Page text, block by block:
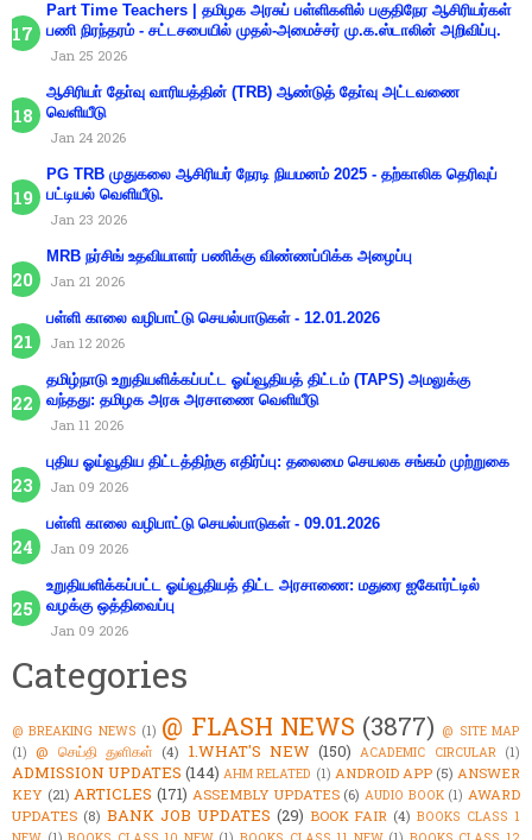
Part Time Teachers | தமிழக அரசுப் பள்ளிகளில் பகுதிநேர ஆசிரியர்கள்
பணி நிரந்தரம் - சட்டசபையில் முதல்-அமைச்சர் மு.க.ஸ்டாலின் அறிவிப்பு.
Jan 25 2026
ஆசிரியா் தோ்வு வாரியத்தின் (TRB) ஆண்டுத் தோ்வு அட்டவணை
வெளியீடு
Jan 24 2026
PG TRB முதுகலை ஆசிரியர் நேரடி நியமனம் 2025 - தற்காலிக தெரிவுப்
பட்டியல் வெளியீடு.
Jan 23 2026
MRB நர்சிங் உதவியாளர் பணிக்கு விண்ணப்பிக்க அழைப்பு
Jan 21 2026
பள்ளி காலை வழிபாட்டு செயல்பாடுகள் - 12.01.2026
Jan 12 2026
தமிழ்நாடு உறுதியளிக்கப்பட்ட ஓய்வூதியத் திட்டம் (TAPS) அமலுக்கு
வந்தது: தமிழக அரசு அரசாணை வெளியீடு
Jan 11 2026
புதிய ஓய்வூதிய திட்டத்திற்கு எதிர்ப்பு: தலைமை செயலக சங்கம் முற்றுகை
Jan 09 2026
பள்ளி காலை வழிபாட்டு செயல்பாடுகள் - 09.01.2026
Jan 09 2026
உறுதியளிக்கப்பட்ட ஓய்வூதியத் திட்ட அரசாணை: மதுரை ஐகோர்ட்டில்
வழக்கு ஒத்திவைப்பு
Jan 09 2026
Categories
@ BREAKING NEWS (1) @ FLASH NEWS (3877) @ SITE MAP
(1) @ செய்தி துளிகள் (4) 1.WHAT'S NEW (150) ACADEMIC CIRCULAR (1)
ADMISSION UPDATES (144) AHM RELATED (1) ANDROID APP (5) ANSWER
KEY (21) ARTICLES (171) ASSEMBLY UPDATES (6) AUDIO BOOK (1) AWARD
UPDATES (8) BANK JOB UPDATES (29) BOOK FAIR (4) BOOKS CLASS 1